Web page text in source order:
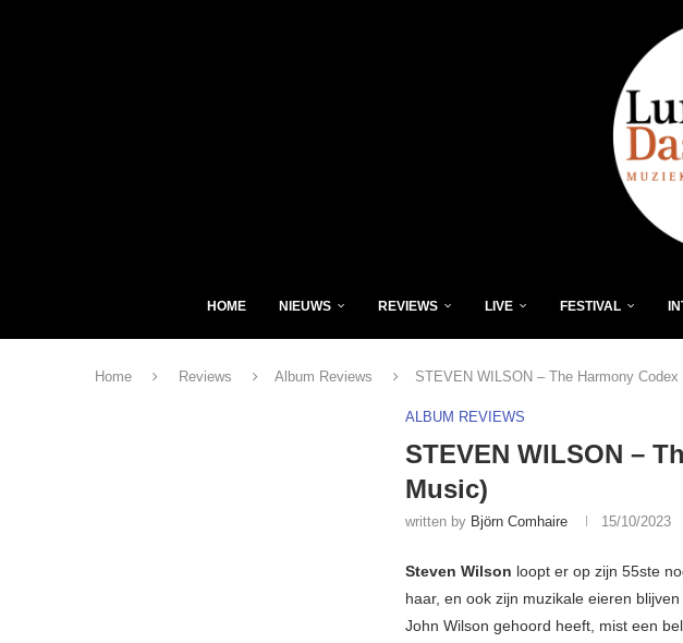
HOME NIEUWS REVIEWS LIVE FESTIVAL
Home Reviews Album Reviews STEVEN WILSON – The Harmony
ALBUM REVIEWS
STEVEN WILSON –
Music)
written by Björn Comhaire 15/10/2023
Steven Wilson loopt er op zijn 55ste
haar, en ook zijn muzikale eieren
John Wilson gehoord heeft, mist een